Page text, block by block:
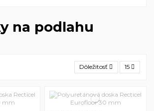
na podlahu
Dôležitosť 15